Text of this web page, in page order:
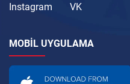
Instagram
VK
MOBIL UYGULAMA